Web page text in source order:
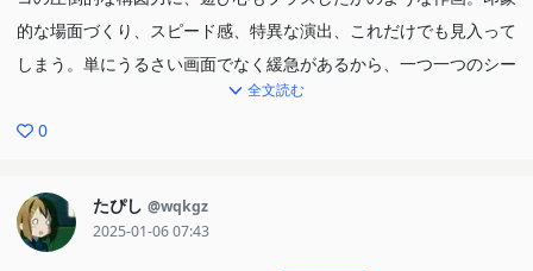
的な場面づくり、スピード感、特異な演出、これだけでも見入って
しまう。単にうるさい画面でなく緩急があるから、一つ一つのシー
ンが際立っている。戦闘では怒涛の流れで展開が進むのに、青春を
描いたシーンでは色彩の美しさでしっとり見せてくるところもあ
ストーリーとして、キャラ同士の掛け合いのセンスは感じるが、霊
のバックグラウンドなどは正直よくある（と言ってはいけないかも
全文読む
0
たぴし @wqkgz
2025-01-06 07:43